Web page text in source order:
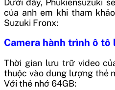
của anh em khi tham
Suzuki Fronx:
Camera hành trình ô
Thời gian lưu trữ video
thuộc vào dung lượng thẻ
Với thẻ nhớ 64GB: